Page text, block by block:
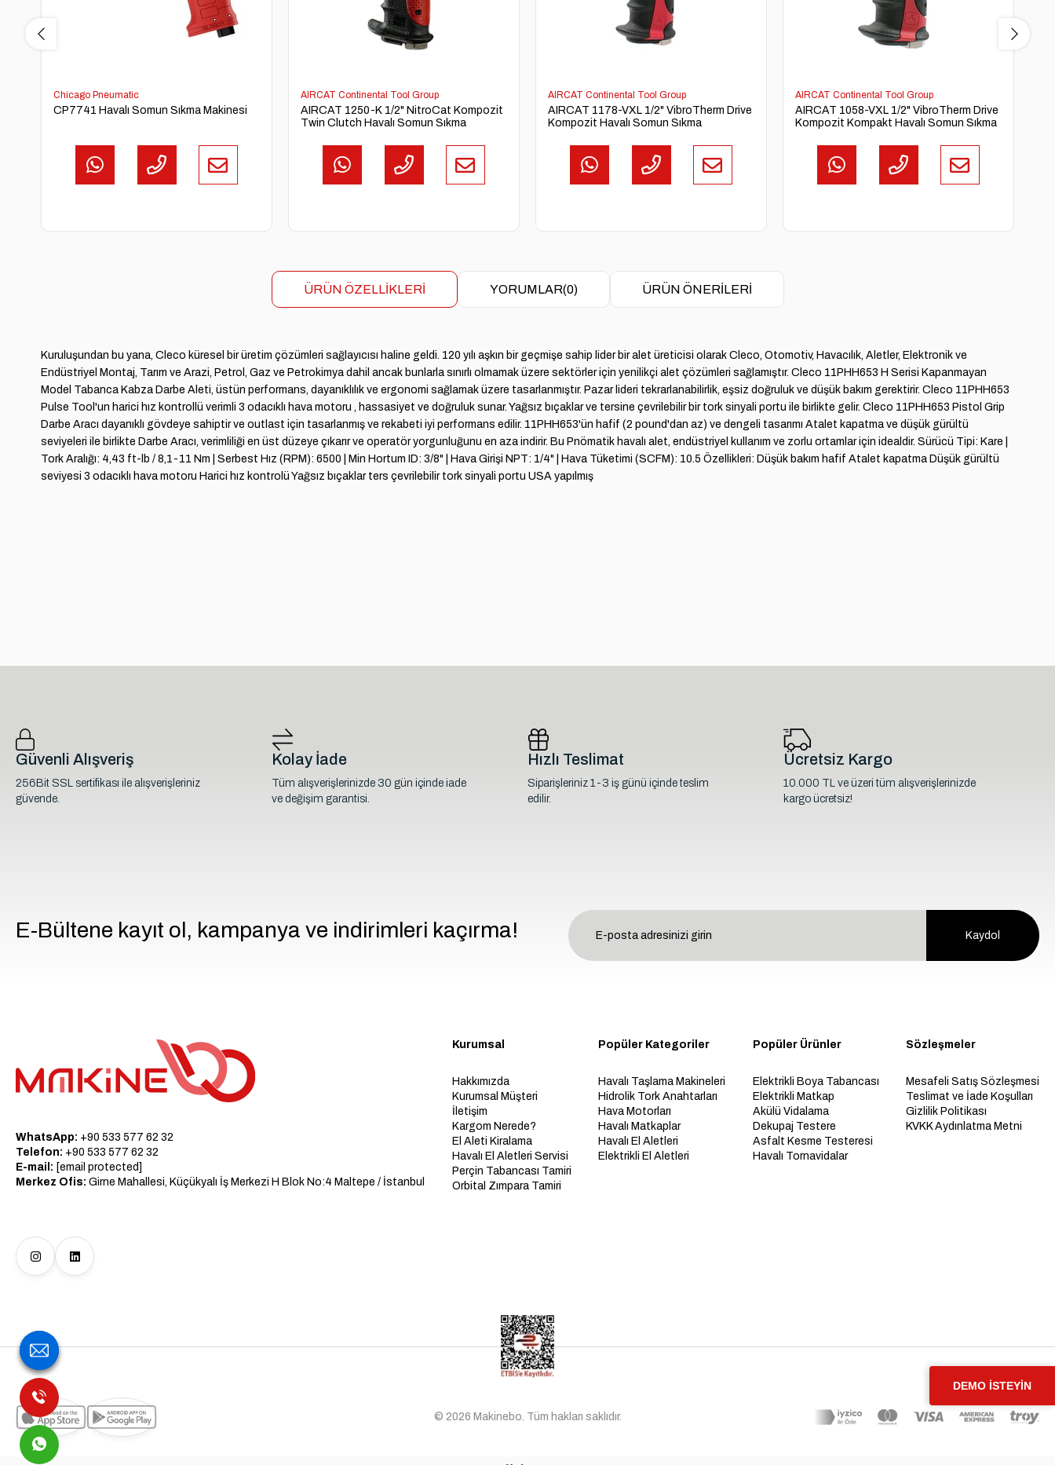
Chicago Pneumatic
CP7741 Havalı Somun Sıkma Makinesi
AIRCAT Continental Tool Group
AIRCAT 1250-K 1/2" NitroCat Kompozit
Twin Clutch Havalı Somun Sıkma
AIRCAT Continental Tool Group
AIRCAT 1178-VXL 1/2" VibroTherm Drive
Kompozit Havalı Somun Sıkma
AIRCAT Continental Tool Group
AIRCAT 1058-VXL 1/2" VibroTherm Drive
Kompozit Kompakt Havalı Somun Sıkma
ÜRÜN ÖZELLIKLERI YORUMLAR(0) ÜRÜN ÖNERILERI
Kuruluşundan bu yana, Cleco küresel bir üretim çözümleri sağlayıcısı haline geldi. 120 yılı aşkın bir geçmişe sahip lider bir alet üreticisi olarak Cleco, Otomotiv, Havacılık, Aletler, Elektronik ve
Endüstriyel Montaj, Tarım ve Arazi, Petrol, Gaz ve Petrokimya dahil ancak bunlarla sınırlı olmamak üzere sektörler için yenilikçi alet çözümleri sağlamıştır. Cleco 11PHH653 H Serisi Kapanmayan
Model Tabanca Kabza Darbe Aleti, üstün performans, dayanıklılık ve ergonomi sağlamak üzere tasarlanmıştır. Pazar lideri tekrarlanabilirlik, eşsiz doğruluk ve düşük bakım gerektirir. Cleco 11PHH653
Pulse Tool'un harici hız kontrollü verimli 3 odacıklı hava motoru , hassasiyet ve doğruluk sunar. Yağsız bıçaklar ve tersine çevrilebilir bir tork sinyali portu ile birlikte gelir. Cleco 11PHH653 Pistol Grip
Darbe Aracı dayanıklı gövdeye sahiptir ve outlast için tasarlanmış ve rekabeti iyi performans edilir. 11PHH653'ün hafif (2 pound'dan az) ve dengeli tasarımı Atalet kapatma ve düşük gürültü
seviyeleri ile birlikte Darbe Aracı, verimliliği en üst düzeye çıkarır ve operatör yorgunluğunu en aza indirir. Bu Pnömatik havalı alet, endüstriyel kullanım ve zorlu ortamlar için idealdir. Sürücü Tipi: Kare |
Tork Aralığı: 4,43 ft-lb / 8,1-11 Nm | Serbest Hız (RPM): 6500 | Min Hortum ID: 3/8" | Hava Girişi NPT: 1/4" | Hava Tüketimi (SCFM): 10.5 Özellikleri: Düşük bakım hafif Atalet kapatma Düşük gürültü
seviyesi 3 odacıklı hava motoru Harici hız kontrolü Yağsız bıçaklar ters çevrilebilir tork sinyali portu USA yapılmış
Güvenli Alışveriş
256Bit SSL sertifikası ile alışverişleriniz
güvende.
Kolay İade
Tüm alışverişlerinizde 30 gün içinde iade
ve değişim garantisi.
Hızlı Teslimat
Siparişleriniz 1-3 iş günü içinde teslim
edilir.
Ücretsiz Kargo
10.000 TL ve üzeri tüm alışverişlerinizde
kargo ücretsiz!
E-Bültene kayıt ol, kampanya ve indirimleri kaçırma! Kaydol
WhatsApp: +90 533 577 62 32
Telefon: +90 533 577 62 32
E-mail: [email protected]
Merkez Ofis: Girne Mahallesi, Küçükyalı İş Merkezi H Blok No:4 Maltepe / İstanbul
Kurumsal
Hakkımızda
Kurumsal Müşteri
İletişim
Kargom Nerede?
El Aleti Kiralama
Havalı El Aletleri Servisi
Perçin Tabancası Tamiri
Orbital Zımpara Tamiri
Popüler Kategoriler
Havalı Taşlama Makineleri
Hidrolik Tork Anahtarları
Hava Motorları
Havalı Matkaplar
Havalı El Aletleri
Elektrikli El Aletleri
Popüler Ürünler
Elektrikli Boya Tabancası
Elektrikli Matkap
Akülü Vidalama
Dekupaj Testere
Asfalt Kesme Testeresi
Havalı Tornavidalar
Sözleşmeler
Mesafeli Satış Sözleşmesi
Teslimat ve İade Koşulları
Gizlilik Politikası
KVKK Aydınlatma Metni
© 2026 Makinebo. Tüm hakları saklıdır.
DEMO İSTEYİN